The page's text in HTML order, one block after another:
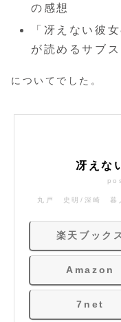
の感想
「冴えない彼
が読めるサブ
についてでした。
冴えな
丸戸 史明/深崎 暮
楽天ブック
Amazon
7net